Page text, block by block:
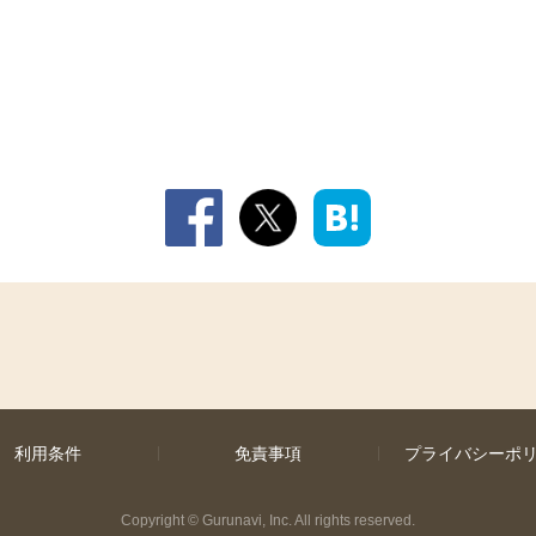
利用条件 免責事項 プライバシーポ
Copyright © Gurunavi, Inc. All rights reserved.